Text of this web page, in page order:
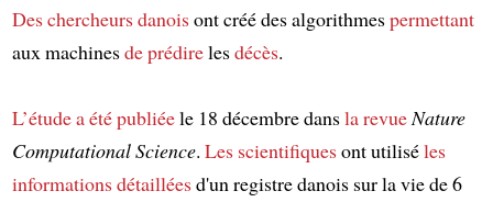
Des chercheurs danoisont créé des algorithmespermettant
aux machinesde prédirelesdécès.
L’étudea été publiéele 18 décembre dansla revueNature
Computational Science. Les scientifiquesont utiliséles
informations détailléesd'un registre danois sur la vie de 6